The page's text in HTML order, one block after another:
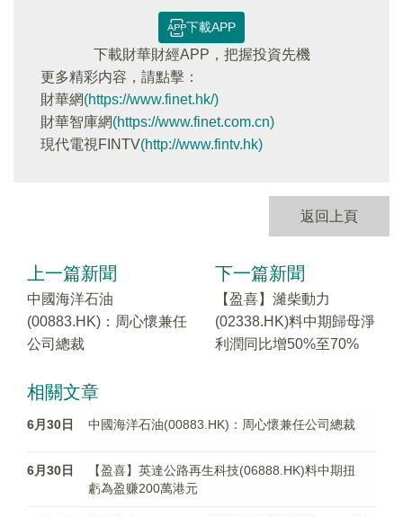
下載APP
下載財華財經APP，把握投資先機
更多精彩内容，請點擊：
財華網(https://www.finet.hk/)
財華智庫網(https://www.finet.com.cn)
現代電視FINTV(http://www.fintv.hk)
返回上頁
上一篇新聞
中國海洋石油
(00883.HK)：周心懷兼任
公司總裁
下一篇新聞
【盈喜】濰柴動力
(02338.HK)料中期歸母淨
利潤同比增50%至70%
相關文章
6月30日 中國海洋石油(00883.HK)：周心懷兼任公司總裁
6月30日
【盈喜】英達公路再生科技(06888.HK)料中期扭
虧為盈赚200萬港元